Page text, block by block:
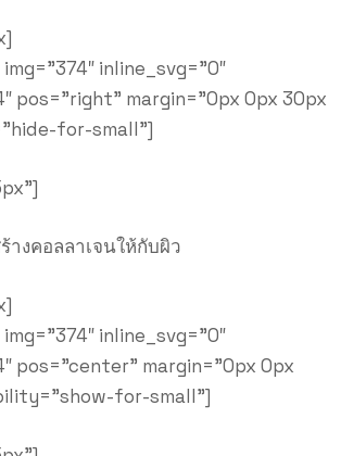
inline_svg=”0″
pos=”right” margin=”0px 0px 30px
for-small”]
างคอลลาเจนให้กับผิว
inline_svg=”0″
pos=”center” margin=”0px 0px
for-small”]